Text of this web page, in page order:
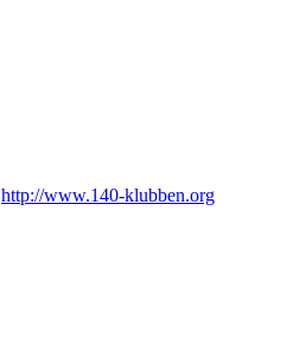
http://www.140-klubben.org